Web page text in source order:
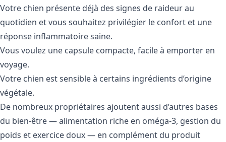
Votre chien présente déjà des signes de raideur au
quotidien et vous souhaitez privilégier le confort et une
réponse inflammatoire saine.
Vous voulez une capsule compacte, facile à emporter en
voyage.
Votre chien est sensible à certains ingrédients d’origine
végétale.
De nombreux propriétaires ajoutent aussi d’autres bases
du bien-être — alimentation riche en oméga-3, gestion du
poids et exercice doux — en complément du produit